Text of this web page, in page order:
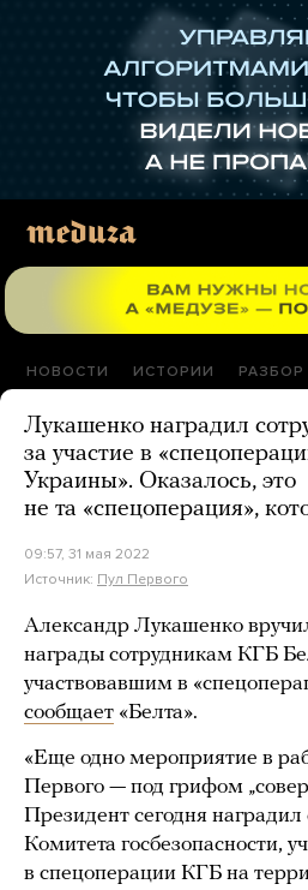
НОВОСТИ ИСТОРИИ РАЗБОР
Лукашенко наградил
за участие в
Украины». Оказалось, это
не та «спецоперация»,
09:57, 31 мая 2022
Источник: Пул Первого
Александр Лукашенко
награды сотрудникам КГБ
участвовавшим в
сообщает «Белта».
«Еще одно мероприятие в
Первого — под грифом
Президент сегодня наградил
Комитета госбезопасности,
в спецоперации КГБ на